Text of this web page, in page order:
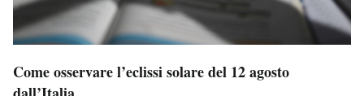
Come osservare l’eclissi solare del 12 agosto